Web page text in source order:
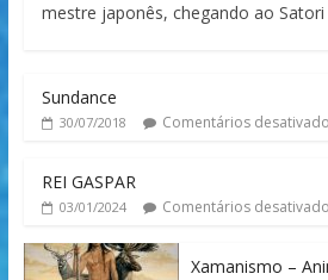
mestre japonês, chegando ao Satori
Sundance
30/07/2018 Comentários
REI GASPAR
03/01/2024 Comentários
Xamanismo –